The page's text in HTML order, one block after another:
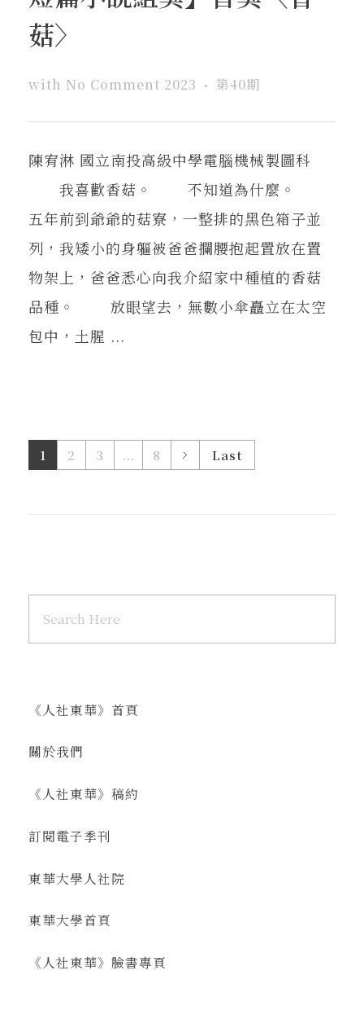
菇〉
with No Comment 2023 第40期
陳宥淋 國立南投高級中學電腦機械製圖科
我喜歡香菇。 不知道為什麼。
五年前到爺爺的菇寮，一整排的黑色箱子並
列，我矮小的身軀被爸爸攔腰抱起置放在置
物架上，爸爸悉心向我介紹家中種植的香菇
品種。 放眼望去，無數小傘矗立在太空
包中，土腥 ...
1 2 3 ... 8 Last
《人社東華》首頁
關於我們
《人社東華》稿約
訂閱電子季刊
東華大學人社院
東華大學首頁
《人社東華》臉書專頁